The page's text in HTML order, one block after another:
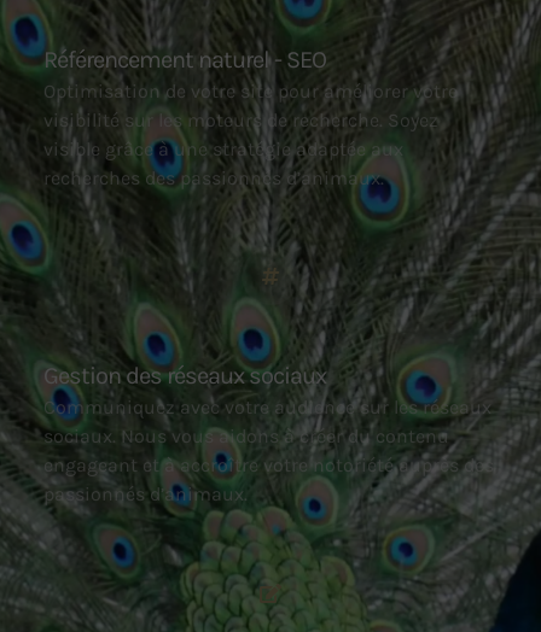
Référencement naturel - SEO
Optimisation de votre site pour améliorer votre
visibilité sur les moteurs de recherche. Soyez
visible grâce à une stratégie adaptée aux
recherches des passionnés d’animaux.
Gestion des réseaux sociaux
Communiquez avec votre audience sur les réseaux
sociaux. Nous vous aidons à créer du contenu
engageant et à accroître votre notoriété auprès des
passionnés d’animaux.